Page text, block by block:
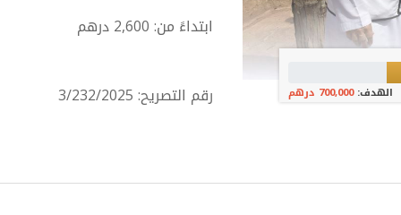
الهدف:700,000 درهم
ابتداءً من: 2,600 درهم
رقم التصريح: 3/232/2025